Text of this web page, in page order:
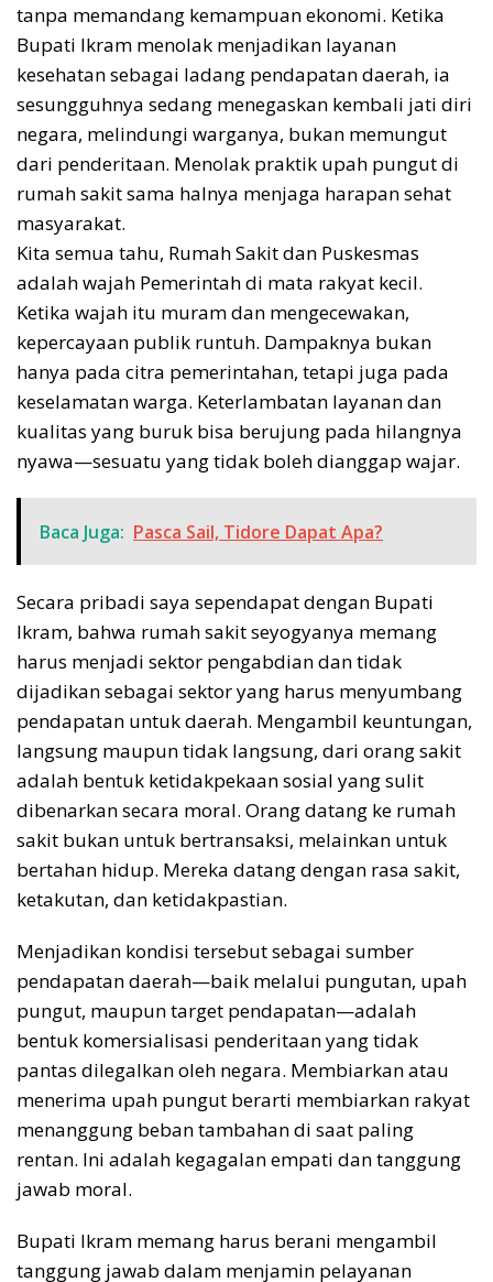
tanpa memandang kemampuan ekonomi. Ketika
Bupati Ikram menolak menjadikan layanan
kesehatan sebagai ladang pendapatan daerah, ia
sesungguhnya sedang menegaskan kembali jati diri
negara, melindungi warganya, bukan memungut
dari penderitaan. Menolak praktik upah pungut di
rumah sakit sama halnya menjaga harapan sehat
masyarakat.
Kita semua tahu, Rumah Sakit dan Puskesmas
adalah wajah Pemerintah di mata rakyat kecil.
Ketika wajah itu muram dan mengecewakan,
kepercayaan publik runtuh. Dampaknya bukan
hanya pada citra pemerintahan, tetapi juga pada
keselamatan warga. Keterlambatan layanan dan
kualitas yang buruk bisa berujung pada hilangnya
nyawa—sesuatu yang tidak boleh dianggap wajar.
Baca Juga: Pasca Sail, Tidore Dapat Apa?
Secara pribadi saya sependapat dengan Bupati
Ikram, bahwa rumah sakit seyogyanya memang
harus menjadi sektor pengabdian dan tidak
dijadikan sebagai sektor yang harus menyumbang
pendapatan untuk daerah. Mengambil keuntungan,
langsung maupun tidak langsung, dari orang sakit
adalah bentuk ketidakpekaan sosial yang sulit
dibenarkan secara moral. Orang datang ke rumah
sakit bukan untuk bertransaksi, melainkan untuk
bertahan hidup. Mereka datang dengan rasa sakit,
ketakutan, dan ketidakpastian.
Menjadikan kondisi tersebut sebagai sumber
pendapatan daerah—baik melalui pungutan, upah
pungut, maupun target pendapatan—adalah
bentuk komersialisasi penderitaan yang tidak
pantas dilegalkan oleh negara. Membiarkan atau
menerima upah pungut berarti membiarkan rakyat
menanggung beban tambahan di saat paling
rentan. Ini adalah kegagalan empati dan tanggung
jawab moral.
Bupati Ikram memang harus berani mengambil
tanggung jawab dalam menjamin pelayanan